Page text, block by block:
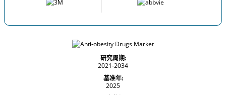
研究周期:
2021-2034
基准年:
2025